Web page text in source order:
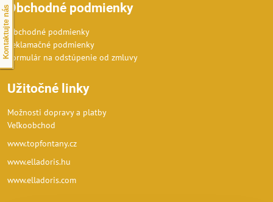
Obchodné podmienky
Obchodné podmienky
Reklamačné podmienky
Formulár na odstúpenie od zmluvy
Užitočné linky
Možnosti dopravy a platby
Veľkoobchod
www.topfontany.cz
www.elladoris.hu
www.elladoris.com
Kontaktujte nás